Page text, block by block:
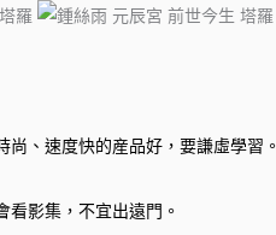
、速度快的産品好，要謙虛學習。
影集，不宜出遠門。